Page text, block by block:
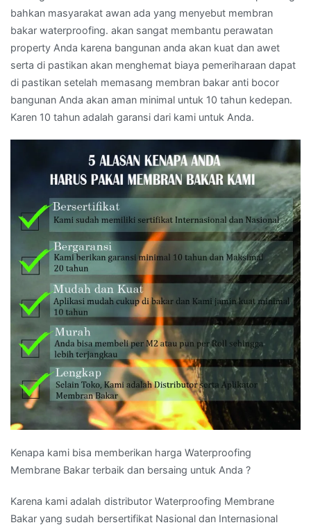
bahkan masyarakat awan ada yang menyebut membran
bakar waterproofing. akan sangat membantu perawatan
property Anda karena bangunan anda akan kuat dan awet
serta di pastikan akan menghemat biaya pemeriharaan dapat
di pastikan setelah memasang membran bakar anti bocor
bangunan Anda akan aman minimal untuk 10 tahun kedepan.
Karen 10 tahun adalah garansi dari kami untuk Anda.
Kenapa kami bisa memberikan harga Waterproofing
Membrane Bakar terbaik dan bersaing untuk Anda ?
Karena kami adalah distributor Waterproofing Membrane
Bakar yang sudah bersertifikat Nasional dan Internasional